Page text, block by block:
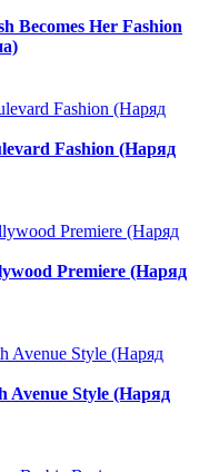
Becomes Her Fashion
Fashion (Наряд
Premiere (Наряд
Style (Наряд